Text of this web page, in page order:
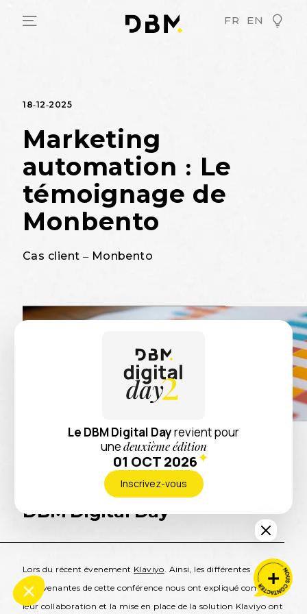
FR EN
18-12-2025
Marketing
automation : Le
témoignage de
Monbento
Cas client – Monbento
Monbento présent au
DBM Digital Day
Lors du récent évenement Klaviyo. Ainsi, les différentes
intervenantes de cette conférence nous ont expliqué comment
leur collaboration et la mise en place de la solution Klaviyo ont
Le DBM Digital Dayrevient pour
unedeuxième édition
01 OCT 2026
Inscrivez-vous